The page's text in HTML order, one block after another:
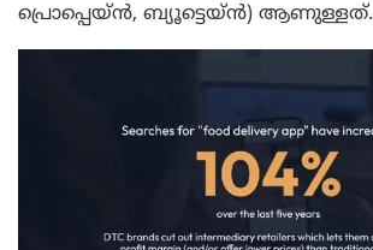
പ്രൊപ്പെയ്ൻ, ബ്യൂട്ടെയ്ൻ) ആണുള്ളത്.